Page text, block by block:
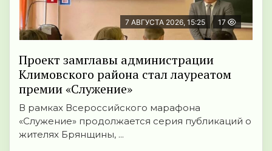
7 АВГУСТА 2026, 15:25 17
Проект замглавы администрации
Климовского района стал лауреатом
премии «Служение»
В рамках Всероссийского марафона
«Служение» продолжается серия публикаций о
жителях Брянщины, ...